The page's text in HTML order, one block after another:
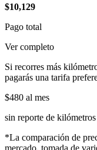
$10,129
Pago total
Ver completo
Si recorres más
pagarás una tarifa
$480 al mes
sin reporte de kilómetros
*La comparación de
mercado, tomada de